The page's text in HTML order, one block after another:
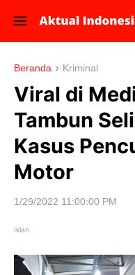
Beranda Kriminal
Viral di
Tambun
Kasus
Motor
1/29/2022 11:00:00 PM
Iklan